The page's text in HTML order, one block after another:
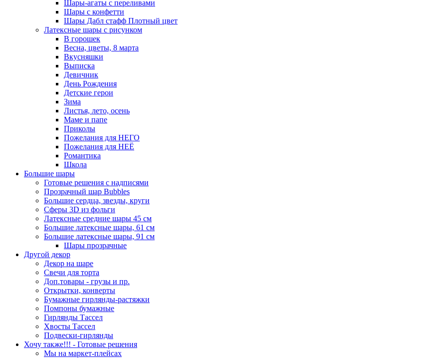
Шары-агаты с переливами
Шары с конфетти
Шары Дабл стафф Плотный цвет
Латексные шары с рисунком
В горошек
Весна, цветы, 8 марта
Вкусняшки
Выписка
Девичник
День Рождения
Детские герои
Зима
Листья, лето, осень
Маме и папе
Приколы
Пожелания для НЕГО
Пожелания для НЕЁ
Романтика
Школа
Большие шары
Готовые решения с надписями
Прозрачный шар Bubbles
Большие сердца, звезды, круги
Сферы 3D из фольги
Латексные средние шары 45 см
Большие латексные шары, 61 см
Большие латексные шары, 91 см
Шары прозрачные
Другой декор
Декор на шаре
Свечи для торта
Доп.товары - грузы и пр.
Открытки, конверты
Бумажные гирлянды-растяжки
Помпоны бумажные
Гирлянды Тассел
Хвосты Тассел
Подвески-гирлянды
Хочу также!!! - Готовые решения
Мы на маркет-плейсах